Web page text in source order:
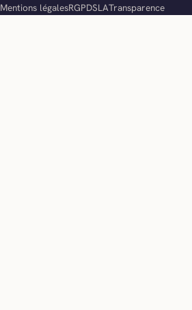
Mentions légalesRGPDSLATransparence